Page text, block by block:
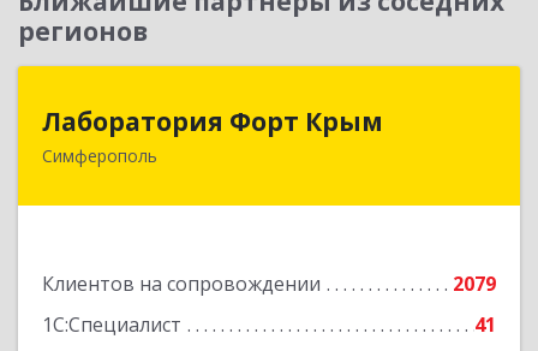
регионов
Лаборатория Форт Крым
Симферополь
Клиентов на сопровождении
2079
1С:Специалист
41
295034, Крым Респ, Симферополь г, Киевская